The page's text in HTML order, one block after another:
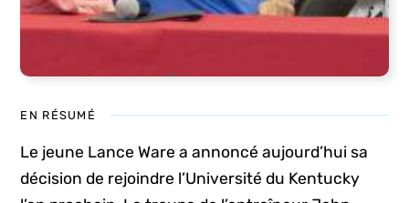
EN RÉSUMÉ
Le jeune Lance Ware a annoncé aujourd’hui sa
décision de rejoindre l’Université du Kentucky